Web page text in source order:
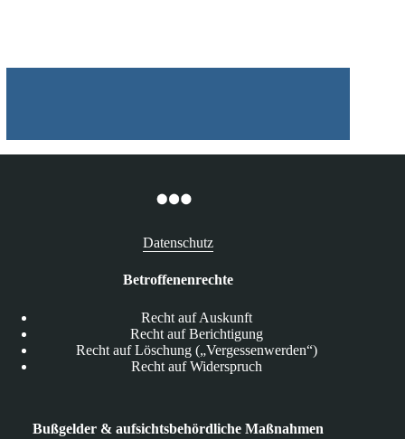
Datenschutz
Betroffenenrechte
Recht auf Auskunft
Recht auf Berichtigung
Recht auf Löschung („Vergessenwerden“)
Recht auf Widerspruch
Bußgelder & aufsichtsbehördliche Maßnahmen